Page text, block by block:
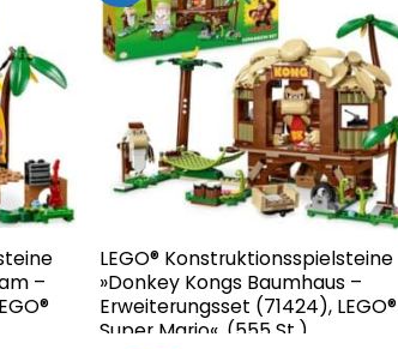
–
LEGO® Konstruktionsspielsteine
»Donkey Kongs Baumhaus –
Erweiterungsset (71424), LEGO®
Super Mario«, (555 St.)